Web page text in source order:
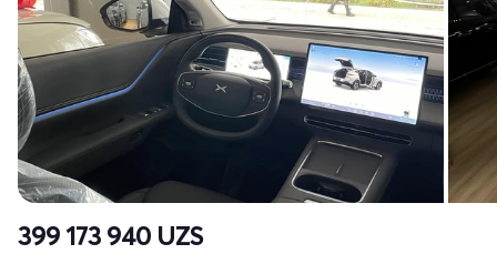
399 173 940 UZS